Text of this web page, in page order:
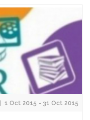
1 Oct 2015 - 31 Oct 2015